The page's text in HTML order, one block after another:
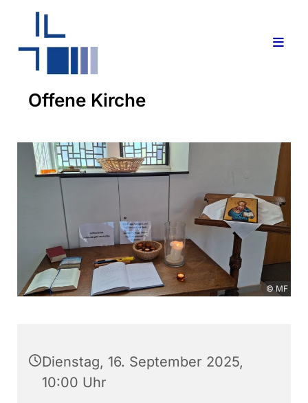
Offene Kirche
© MF
Dienstag, 16. September 2025,
10:00 Uhr